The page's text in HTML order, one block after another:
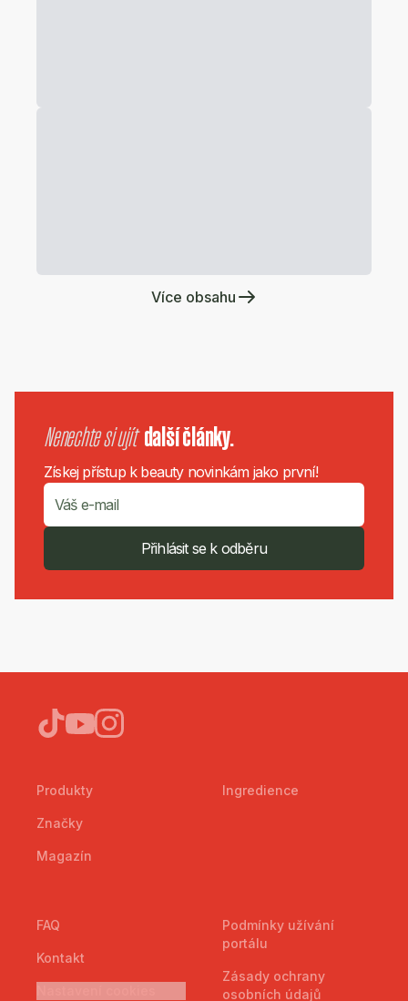
Více obsahu
Nenechte si ujít další články.
Získej přístup k beauty novinkám jako první!
Přihlásit se k odběru
Produkty
Značky
Magazín
Ingredience
FAQ
Kontakt
Podmínky užívání
portálu
Zásady ochrany
osobních údajů